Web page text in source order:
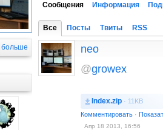
больше
Сообщения Информация
Все Посты Твиты RSS
neo
@growex
Index.zip · 11KB
Комментировать ·
Апр 18 2013, 16:56